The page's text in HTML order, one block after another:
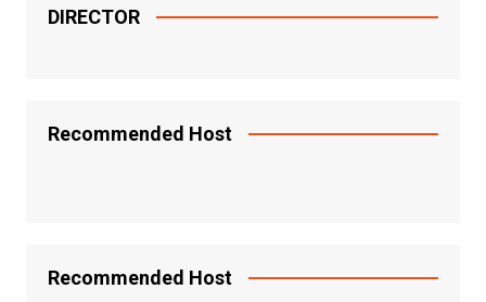
DIRECTOR
Recommended Host
Recommended Host